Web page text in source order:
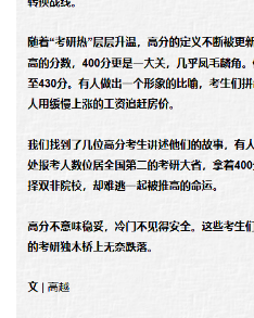
我
的
博
客
我
的
论
坛
我
的
圈
我
的
我